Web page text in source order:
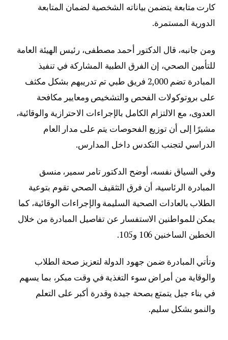
كارت متابعة يتضمن بياناته الشخصية لضمان المتابعة
الدورية المستمرة.
ومن جانبه، قال الدكتور أحمد مصطفى، رئيس الهيئة العامة
للتأمين الصحي، إن الفرق الطبية المشاركة في تنفيذ
المبادرة تضم 2,000 فريق طبي تم تدريبهم بشكل مكثف
على بروتوكولات الفحص والتشخيص ومعايير مكافحة
العدوى، مع الالتزام الكامل بالإجراءات الاحترازية والوقائية،
مشيرًا إلى أن توزيع الفحوصات يتم على مدار العام
الدراسي لتجنب التكدس داخل المدارس.
وفي السياق نفسه، أوضح الدكتور تامر سمير، منسق
المبادرة الرئاسية، أن فرق التثقيف الصحي تقوم بتوعية
الطلاب بالعادات الصحية السليمة والإجراءات الوقائية، كما
يمكن للمواطنين الاستفسار عن تفاصيل المبادرة من خلال
الخطين الساخنين 106 و105.
وتأتي المبادرة ضمن جهود الدولة لتعزيز صحة الطلاب
والوقاية من أمراض سوء التغذية في وقت مبكر، بما يسهم
في بناء جيل يتمتع بصحة جيدة وقدرة أكبر على التعلم
والنمو بشكل سليم.